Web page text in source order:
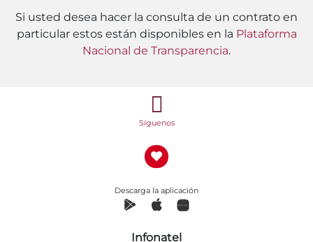
Si usted desea hacer la consulta de un contrato en
particular estos están disponibles en la Plataforma
Nacional de Transparencia.
Síguenos
Descarga la aplicación
Infonatel